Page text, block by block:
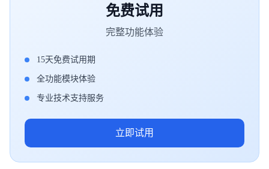
免费试用
完整功能体验
15天免费试用期
全功能模块体验
专业技术支持服务
立即试用